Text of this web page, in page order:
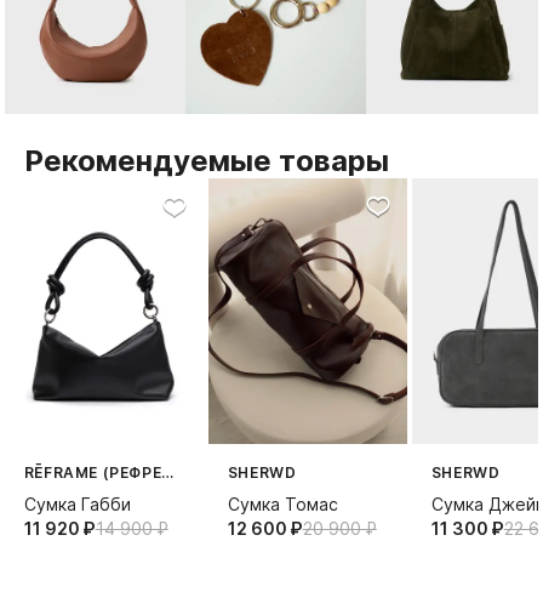
Рекомендуемые товары
RĒFRAME (РЕФРЕЙМ)
Сумка Габби
11 920⁠ ⁠₽14 900⁠ ⁠₽
SHERWD
Сумка Томас
12 600⁠ ⁠₽20 900⁠ ⁠₽
SHERWD
Сумка
11 300⁠ ⁠₽22